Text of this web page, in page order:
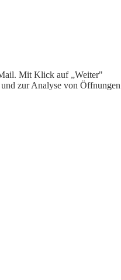
Mit Klick auf „Weiter"
zur Analyse von Öffnungen